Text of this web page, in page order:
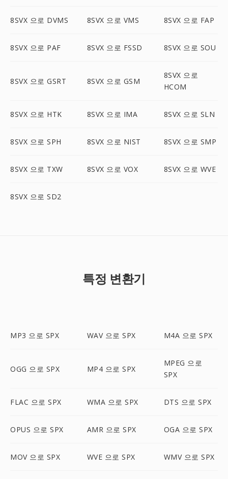
8SVX 으로 DVMS 8SVX 으로 VMS 8SVX 으로 FAP
8SVX 으로 PAF 8SVX 으로 FSSD 8SVX 으로 SOU
8SVX 으로 GSRT 8SVX 으로 GSM
8SVX 으로
HCOM
8SVX 으로 HTK 8SVX 으로 IMA 8SVX 으로 SLN
8SVX 으로 SPH 8SVX 으로 NIST 8SVX 으로 SMP
8SVX 으로 TXW 8SVX 으로 VOX 8SVX 으로 WVE
8SVX 으로 SD2
특정 변환기
MP3 으로 SPX WAV 으로 SPX M4A 으로 SPX
OGG 으로 SPX MP4 으로 SPX
MPEG 으로
SPX
FLAC 으로 SPX WMA 으로 SPX DTS 으로 SPX
OPUS 으로 SPX AMR 으로 SPX OGA 으로 SPX
MOV 으로 SPX WVE 으로 SPX WMV 으로 SPX